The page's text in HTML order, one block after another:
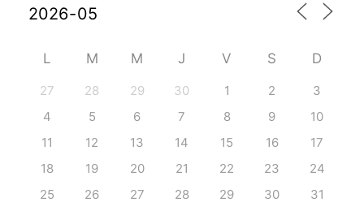
L M M J V S D
27 28 29 30 1 2
3
4
5 6 7 8 9
10
11
12 13 14 15 16
17
18
19 20 21 22 23
24
25
26 27 28 29 30 31